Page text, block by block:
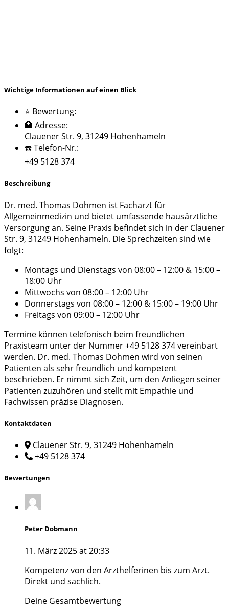
Wichtige Informationen auf einen Blick
⭐ Bewertung:
🏥 Adresse:
Clauener Str. 9, 31249 Hohenhameln
☎️ Telefon-Nr.:
+49 5128 374
Beschreibung
Dr. med. Thomas Dohmen ist Facharzt für
Allgemeinmedizin und bietet umfassende hausärztliche
Versorgung an. Seine Praxis befindet sich in der Clauener
Str. 9, 31249 Hohenhameln. Die Sprechzeiten sind wie
folgt:
Montags und Dienstags von 08:00 – 12:00 & 15:00 –
18:00 Uhr
Mittwochs von 08:00 – 12:00 Uhr
Donnerstags von 08:00 – 12:00 & 15:00 – 19:00 Uhr
Freitags von 09:00 – 12:00 Uhr
Termine können telefonisch beim freundlichen
Praxisteam unter der Nummer +49 5128 374 vereinbart
werden. Dr. med. Thomas Dohmen wird von seinen
Patienten als sehr freundlich und kompetent
beschrieben. Er nimmt sich Zeit, um den Anliegen seiner
Patienten zuzuhören und stellt mit Empathie und
Fachwissen präzise Diagnosen.
Kontaktdaten
Clauener Str. 9, 31249 Hohenhameln
+49 5128 374
Bewertungen
Peter Dobmann
11. März 2025 at 20:33
Kompetenz von den Arzthelferinen bis zum Arzt.
Direkt und sachlich.
Deine Gesamtbewertung